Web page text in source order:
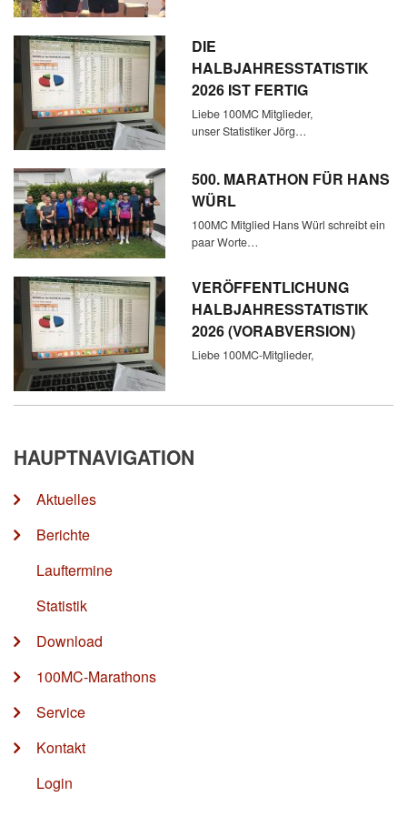
DIE
HALBJAHRESSTATISTIK
2026 IST FERTIG
Liebe 100MC Mitglieder,
unser Statistiker Jörg…
500. MARATHON FÜR HANS
WÜRL
100MC Mitglied Hans Würl schreibt ein
paar Worte…
VERÖFFENTLICHUNG
HALBJAHRESSTATISTIK
2026 (VORABVERSION)
Liebe 100MC-Mitglieder,
HAUPTNAVIGATION
Aktuelles
Berichte
Lauftermine
Statistik
Download
100MC-Marathons
Service
Kontakt
Login